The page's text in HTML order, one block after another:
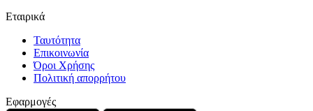
Εταιρικά
Ταυτότητα
Επικοινωνία
Όροι Χρήσης
Πολιτική απορρήτου
Εφαρμογές